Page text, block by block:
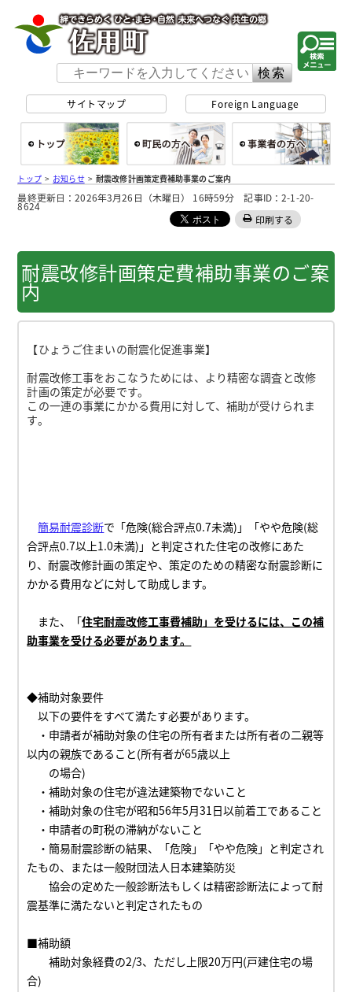
サイトマップ Foreign Language
総合トップ 町民の方へ
トップ> お知らせ>耐震改修計画策定費補助事業のご案内
最終更新日：2026年3月26日（木曜日） 16時59分 記事ID：2-1-20-
8624
印刷する
耐震改修計画策定費補助事業のご案
内
【ひょうご住まいの耐震化促進事業】
耐震改修工事をおこなうためには、より精密な調査と改修
計画の策定が必要です。
この一連の事業にかかる費用に対して、補助が受けられま
す。
簡易耐震診断で 「危険(総合評点0.7未満)」「やや危険(総
合評点0.7以上1.0未満)」と判定された住宅の改修にあた
り、耐震改修計画の策定や、策定のための精密な耐震診断に
かかる費用などに対して助成します。
また、「住宅耐震改修工事費補助」を受けるには、この補
助事業を受ける必要があります。
◆補助対象要件
以下の要件をすべて満たす必要があります。
・申請者が補助対象の住宅の所有者または所有者の二親等
以内の親族であること(所有者が65歳以上
の場合)
・補助対象の住宅が違法建築物でないこと
・補助対象の住宅が昭和56年5月31日以前着工であること
・申請者の町税の滞納がないこと
・簡易耐震診断の結果、「危険」「やや危険」と判定され
たもの、または一般財団法人日本建築防災
協会の定めた一般診断法もしくは精密診断法によって耐
震基準に満たないと判定されたもの
■補助額
補助対象経費の2/3、ただし上限20万円(戸建住宅の場
合)